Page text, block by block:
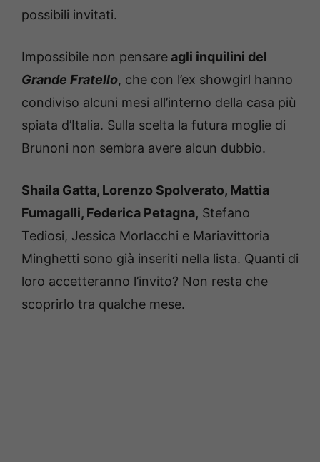
possibili invitati.
Impossibile non pensareagli inquilini del
Grande Fratello, che con l’ex showgirl hanno
condiviso alcuni mesi all’interno della casa più
spiata d’Italia. Sulla scelta la futura moglie di
Brunoni non sembra avere alcun dubbio.
Shaila Gatta, Lorenzo Spolverato, Mattia
Fumagalli, Federica Petagna, Stefano
Tediosi, Jessica Morlacchi e Mariavittoria
Minghetti sono già inseriti nella lista. Quanti di
loro accetteranno l’invito? Non resta che
scoprirlo tra qualche mese.